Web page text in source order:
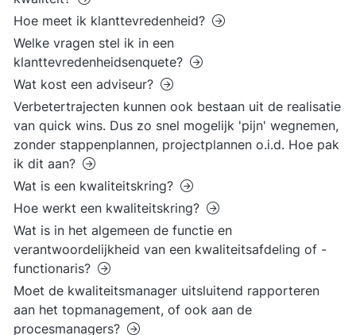
Hoe meet ik klanttevredenheid?
Welke vragen stel ik in een
klanttevredenheidsenquete?
Wat kost een adviseur?
Verbetertrajecten kunnen ook bestaan uit de realisatie
van quick wins. Dus zo snel mogelijk 'pijn' wegnemen,
zonder stappenplannen, projectplannen o.i.d. Hoe pak
ik dit aan?
Wat is een kwaliteitskring?
Hoe werkt een kwaliteitskring?
Wat is in het algemeen de functie en
verantwoordelijkheid van een kwaliteitsafdeling of -
functionaris?
Moet de kwaliteitsmanager uitsluitend rapporteren
aan het topmanagement, of ook aan de
procesmanagers?